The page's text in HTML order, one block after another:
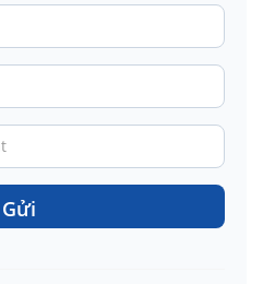
Gửi